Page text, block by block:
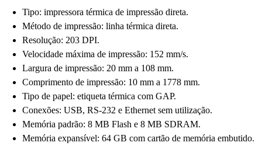
Tipo: impressora térmica de impressão direta.
Método de impressão: linha térmica direta.
Resolução: 203 DPI.
Velocidade máxima de impressão: 152 mm/s.
Largura de impressão: 20 mm a 108 mm.
Comprimento de impressão: 10 mm a 1778 mm.
Tipo de papel: etiqueta térmica com GAP.
Conexões: USB, RS-232 e Ethernet sem utilização.
Memória padrão: 8 MB Flash e 8 MB SDRAM.
Memória expansível: 64 GB com cartão de memória embutido.